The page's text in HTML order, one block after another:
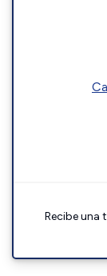
Recibe una